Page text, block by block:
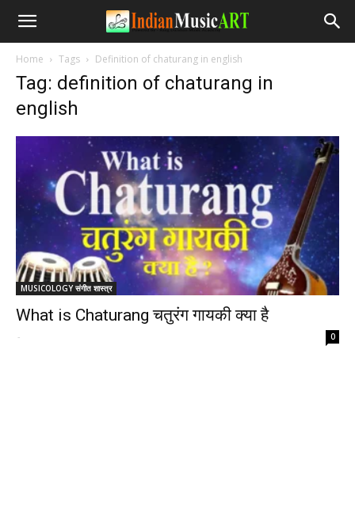
Home Tags Definition of chaturang in english
Tag: definition of chaturang in
english
MUSICOLOGY संगीत शास्त्र
What is Chaturang चतुरंग गायकी क्या है
- 0